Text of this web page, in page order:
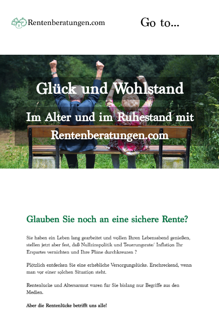
content
Go to...
Startseite
Rente
Rentenberater
Rentenversicherung
Versicherungsberatung
Über uns
Kontakt
Glück und Wohlstand
Im Alter und im Ruhestand mit
Rentenberatungen.com